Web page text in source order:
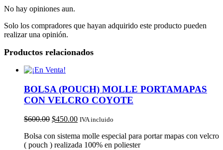
No hay opiniones aun.
Solo los compradores que hayan adquirido este producto pueden
realizar una opinión.
Productos relacionados
BOLSA (POUCH) MOLLE PORTAMAPAS
CON VELCRO COYOTE
$600.00 $450.00 IVA incluido
Bolsa con sistema molle especial para portar mapas con velcro
( pouch ) realizada 100% en poliester